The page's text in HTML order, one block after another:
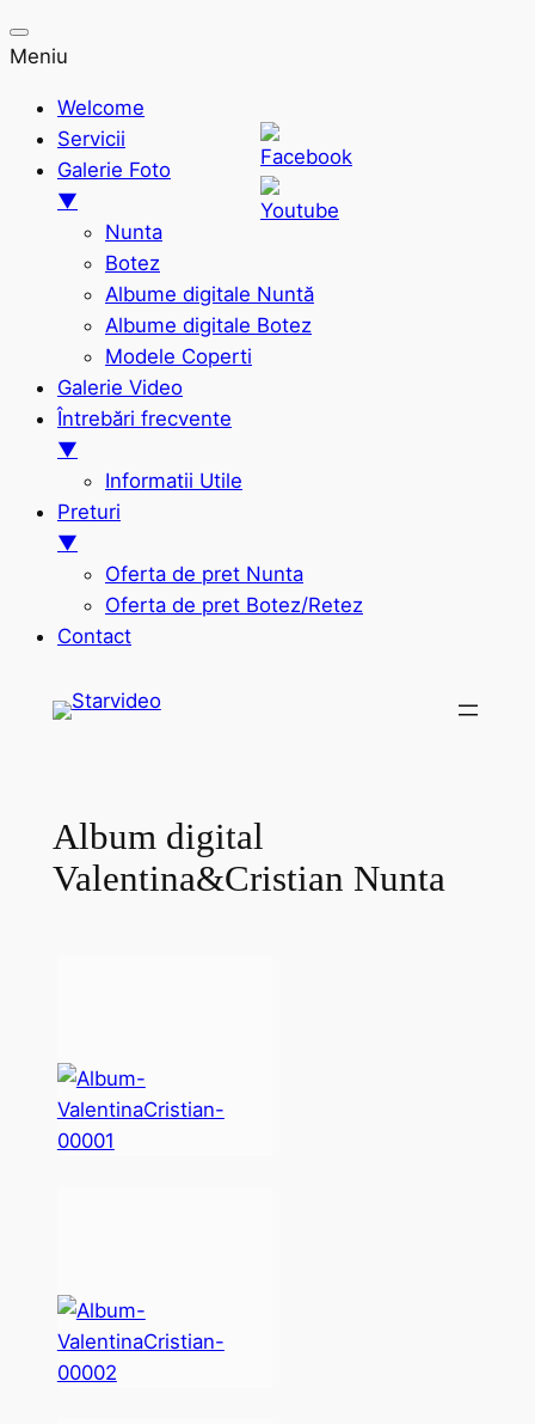
Meniu
Welcome
Servicii
Galerie Foto
▼
Nunta
Botez
Albume digitale Nuntă
Albume digitale Botez
Modele Coperti
Galerie Video
Întrebări frecvente
▼
Informatii Utile
Preturi
▼
Oferta de pret Nunta
Oferta de pret Botez/Retez
Contact
Album digital
Valentina&Cristian Nunta